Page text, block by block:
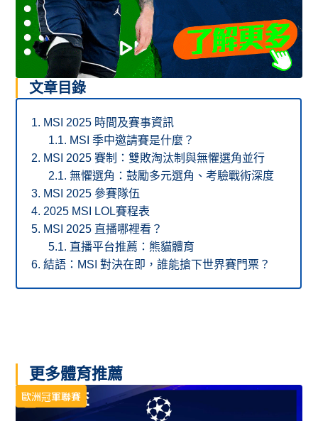
文章目錄
MSI 2025 時間及賽事資訊
MSI 季中邀請賽是什麼？
MSI 2025 賽制：雙敗淘汰制與無懼選角並行
無懼選角：鼓勵多元選角、考驗戰術深度
MSI 2025 參賽隊伍
2025 MSI LOL賽程表
MSI 2025 直播哪裡看？
直播平台推薦：熊貓體育
結語：MSI 對決在即，誰能搶下世界賽門票？
更多體育推薦
歐洲冠軍聯賽